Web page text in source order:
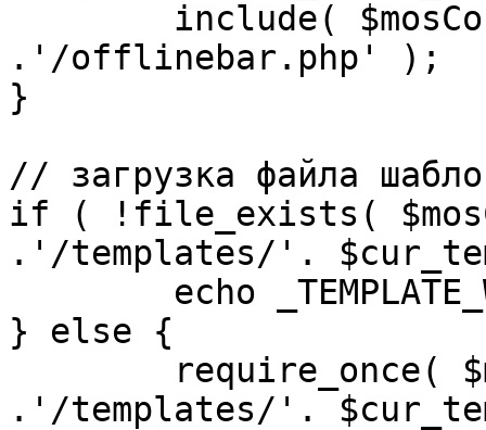
.'/offlinebar.php' );
}
// загрузка файла
if ( !file_exists(
.'/templates/'.
} else {
.'/templates/'.